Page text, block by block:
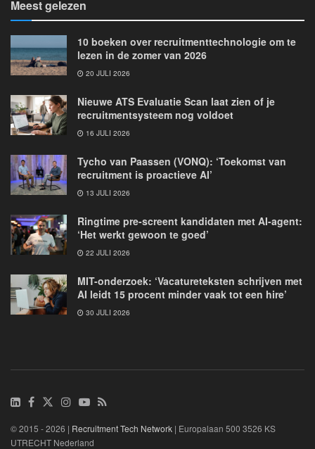
Meest gelezen
10 boeken over recruitmenttechnologie om te
lezen in de zomer van 2026
20 JULI 2026
Nieuwe ATS Evaluatie Scan laat zien of je
recruitmentsysteem nog voldoet
16 JULI 2026
Tycho van Paassen (VONQ): ‘Toekomst van
recruitment is proactieve AI’
13 JULI 2026
Ringtime pre-screent kandidaten met AI-agent:
‘Het werkt gewoon te goed’
22 JULI 2026
MIT-onderzoek: ‘Vacatureteksten schrijven met
AI leidt 15 procent minder vaak tot een hire’
30 JULI 2026
© 2015 - 2026 | Recruitment Tech Network | Europalaan 500 3526 KS
UTRECHT Nederland